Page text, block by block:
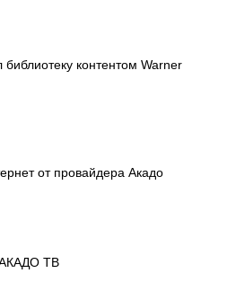
контентом Warner
от провайдера Акадо
АКАДО ТВ